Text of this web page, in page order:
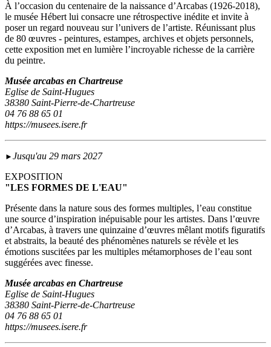
À l’occasion du centenaire de la naissance d’Arcabas (1926-2018),
le musée Hébert lui consacre une rétrospective inédite et invite à
poser un regard nouveau sur l’univers de l’artiste. Réunissant plus
de 80 œuvres - peintures, estampes, archives et objets personnels,
cette exposition met en lumière l’incroyable richesse de la carrière
du peintre.
Musée arcabas en Chartreuse
Eglise de Saint-Hugues
38380 Saint-Pierre-de-Chartreuse
04 76 88 65 01
https://musees.isere.fr
► Jusqu'au 29 mars 2027
EXPOSITION
"LES FORMES DE L'EAU"
Présente dans la nature sous des formes multiples, l’eau constitue
une source d’inspiration inépuisable pour les artistes. Dans l’œuvre
d’Arcabas, à travers une quinzaine d’œuvres mêlant motifs figuratifs
et abstraits, la beauté des phénomènes naturels se révèle et les
émotions suscitées par les multiples métamorphoses de l’eau sont
suggérées avec finesse.
Musée arcabas en Chartreuse
Eglise de Saint-Hugues
38380 Saint-Pierre-de-Chartreuse
04 76 88 65 01
https://musees.isere.fr